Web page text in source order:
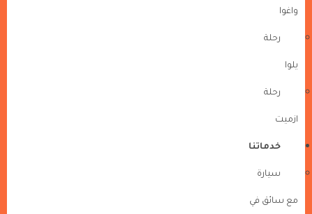
واغوا
رحلة
يلوا
رحلة
ازميت
خدماتنا
سيارة
مع سائق في